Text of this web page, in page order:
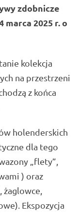
zdobnicze
marca 2025 r. o
kolekcja
na przestrzeni
z końca
holenderskich
dla tego
„flety”,
) oraz
żaglowce,
Ekspozycja